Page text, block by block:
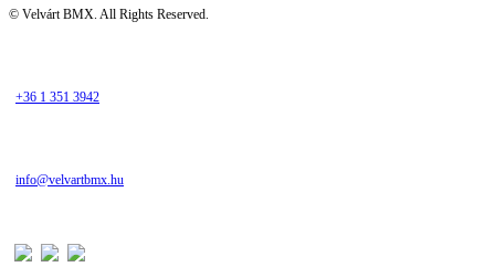
© Velvárt BMX. All Rights Reserved.
+36 1 351 3942
info@velvartbmx.hu